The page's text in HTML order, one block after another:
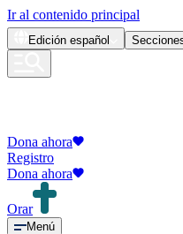
Ir al contenido principal
Edición español
Dona ahora
Registro
Dona ahora
Orar
Menú